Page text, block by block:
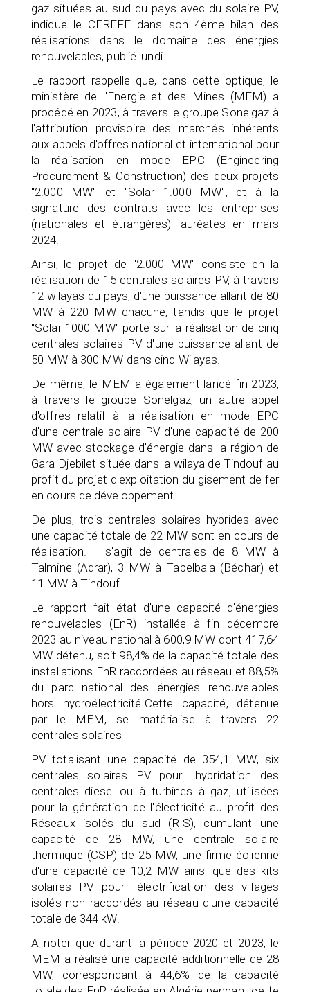
gaz situées au sud du pays avec du solaire PV,
indique le CEREFE dans son 4ème bilan des
réalisations dans le domaine des énergies
renouvelables, publié lundi.
Le rapport rappelle que, dans cette optique, le
ministère de l'Energie et des Mines (MEM) a
procédé en 2023, à travers le groupe Sonelgaz à
l'attribution provisoire des marchés inhérents
aux appels d'offres national et international pour
la réalisation en mode EPC (Engineering
Procurement & Construction) des deux projets
"2.000 MW" et "Solar 1.000 MW", et à la
signature des contrats avec les entreprises
(nationales et étrangères) lauréates en mars
2024.
Ainsi, le projet de "2.000 MW" consiste en la
réalisation de 15 centrales solaires PV, à travers
12 wilayas du pays, d'une puissance allant de 80
MW à 220 MW chacune, tandis que le projet
"Solar 1000 MW" porte sur la réalisation de cinq
centrales solaires PV d'une puissance allant de
50 MW à 300 MW dans cinq Wilayas.
De même, le MEM a également lancé fin 2023,
à travers le groupe Sonelgaz, un autre appel
d'offres relatif à la réalisation en mode EPC
d'une centrale solaire PV d'une capacité de 200
MW avec stockage d'énergie dans la région de
Gara Djebilet située dans la wilaya de Tindouf au
profit du projet d'exploitation du gisement de fer
en cours de développement.
De plus, trois centrales solaires hybrides avec
une capacité totale de 22 MW sont en cours de
réalisation. Il s'agit de centrales de 8 MW à
Talmine (Adrar), 3 MW à Tabelbala (Béchar) et
11 MW à Tindouf.
Le rapport fait état d'une capacité d'énergies
renouvelables (EnR) installée à fin décembre
2023 au niveau national à 600,9 MW dont 417,64
MW détenu, soit 98,4% de la capacité totale des
installations EnR raccordées au réseau et 88,5%
du parc national des énergies renouvelables
hors hydroélectricité.Cette capacité, détenue
par le MEM, se matérialise à travers 22
centrales solaires
PV totalisant une capacité de 354,1 MW, six
centrales solaires PV pour l'hybridation des
centrales diesel ou à turbines à gaz, utilisées
pour la génération de l'électricité au profit des
Réseaux isolés du sud (RIS), cumulant une
capacité de 28 MW, une centrale solaire
thermique (CSP) de 25 MW, une firme éolienne
d'une capacité de 10,2 MW ainsi que des kits
solaires PV pour l'électrification des villages
isolés non raccordés au réseau d'une capacité
totale de 344 kW.
A noter que durant la période 2020 et 2023, le
MEM a réalisé une capacité additionnelle de 28
MW, correspondant à 44,6% de la capacité